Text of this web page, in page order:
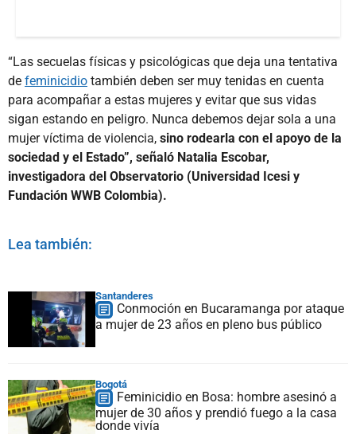
“Las secuelas físicas y psicológicas que deja una tentativa
de feminicidio también deben ser muy tenidas en cuenta
para acompañar a estas mujeres y evitar que sus vidas
sigan estando en peligro. Nunca debemos dejar sola a una
mujer víctima de violencia, sino rodearla con el apoyo de la
sociedad y el Estado”, señaló Natalia Escobar,
investigadora del Observatorio (Universidad Icesi y
Fundación WWB Colombia).
Lea también:
Santanderes
Conmoción en Bucaramanga por ataque
a mujer de 23 años en pleno bus público
Bogotá
Feminicidio en Bosa: hombre asesinó a
mujer de 30 años y prendió fuego a la casa
donde vivía